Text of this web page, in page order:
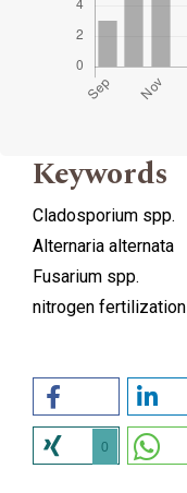
Keywords
Cladosporium spp.
Alternaria alternata
Fusarium spp.
nitrogen fertilization
0